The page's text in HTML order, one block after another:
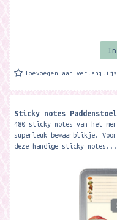
In
Toevoegen aan
Sticky notes
480 sticky notes van het
superleuk bewaarblikje.
deze handige sticky notes...